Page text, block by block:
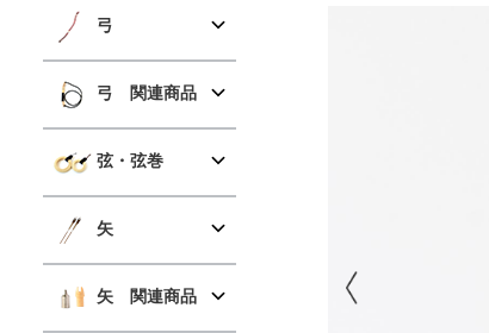
弓
弓 関連商品
弦・弦巻
矢
矢 関連商品